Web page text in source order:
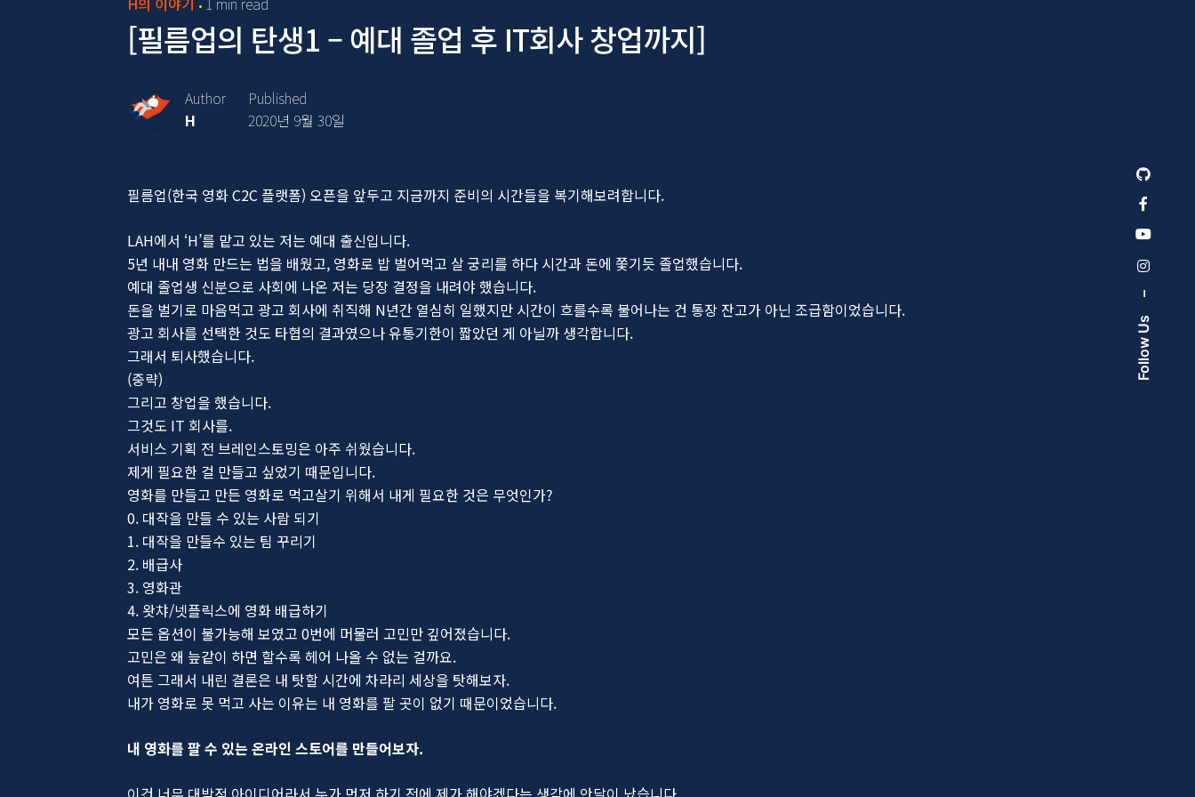
Follow Us
[필름업의 탄생1 – 예대 졸업 후 IT회사 창업까지]
Author
H
Published
2020년 9월 30일
필름업(한국 영화 C2C 플랫폼) 오픈을 앞두고 지금까지 준비의 시간들을 복기해보려합니다.
LAH에서 ‘H’를 맡고 있는 저는 예대 출신입니다.
5년 내내 영화 만드는 법을 배웠고, 영화로 밥 벌어먹고 살 궁리를 하다 시간과 돈에 쫓기듯 졸업했습니다.
예대 졸업생 신분으로 사회에 나온 저는 당장 결정을 내려야 했습니다.
돈을 벌기로 마음먹고 광고 회사에 취직해 N년간 열심히 일했지만 시간이 흐를수록 불어나는 건 통장 잔고가 아닌 조급함이었습니다.
광고 회사를 선택한 것도 타협의 결과였으나 유통기한이 짧았던 게 아닐까 생각합니다.
그래서 퇴사했습니다.
(중략)
그리고 창업을 했습니다.
그것도 IT 회사를.
서비스 기획 전 브레인스토밍은 아주 쉬웠습니다.
제게 필요한 걸 만들고 싶었기 때문입니다.
영화를 만들고 만든 영화로 먹고살기 위해서 내게 필요한 것은 무엇인가?
0. 대작을 만들 수 있는 사람 되기
1. 대작을 만들수 있는 팀 꾸리기
2. 배급사
3. 영화관
4. 왓챠/넷플릭스에 영화 배급하기
모든 옵션이 불가능해 보였고 0번에 머물러 고민만 깊어졌습니다.
고민은 왜 늪같이 하면 할수록 헤어 나올 수 없는 걸까요.
여튼 그래서 내린 결론은 내 탓할 시간에 차라리 세상을 탓해보자.
내가 영화로 못 먹고 사는 이유는 내 영화를 팔 곳이 없기 때문이었습니다.
내 영화를 팔 수 있는 온라인 스토어를 만들어보자.